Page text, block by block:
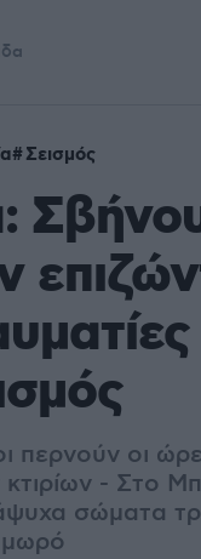
Σεισμός
περνούν οι
- Στο
σώματα
μωρό